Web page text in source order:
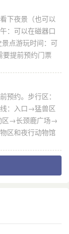
下夜景（也可以
：可以在磁器口
点游玩时间：可
要提前预约门票
预约。步行区：
：入口→猛兽区
区→长颈鹿广场→
区和夜行动物馆